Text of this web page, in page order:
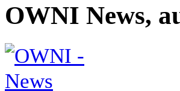
OWNI News,